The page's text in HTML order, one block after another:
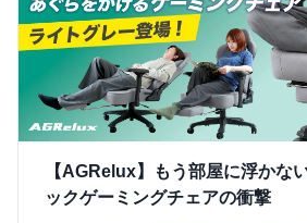
【AGRelux】もう部屋に浮かな
ックゲーミングチェアの衝撃